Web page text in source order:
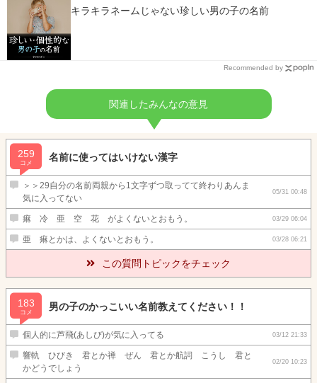
キラキラネームじゃない珍しい男の子の名前
Recommended by
関連したみんなの意見
259
コメ
名前に使ってはいけない漢字
＞＞29自分の名前両親から1文字ずつ取ってて終わりあんま
気に入ってない
05/31 00:48
痳 冷 亜 空 花 がよくないとおもう。 03/29 06:04
亜 痳とかは、よくないとおもう。 03/28 06:21
この質問トピックをチェック
183
コメ
男の子のかっこいい名前教えてください！！
個人的に芦飛(あしび)が気に入ってる 03/12 21:33
響軌 ひびき 君とか禅 ぜん 君とか航詞 こうし 君と
かどうでしょう
02/20 10:23